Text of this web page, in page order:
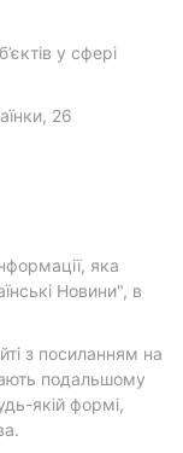
у сфері
26
яка
Новини", в
з посиланням на
подальшому
якій формі,